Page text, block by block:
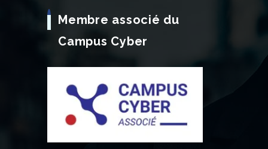
Membre associé du
Campus Cyber